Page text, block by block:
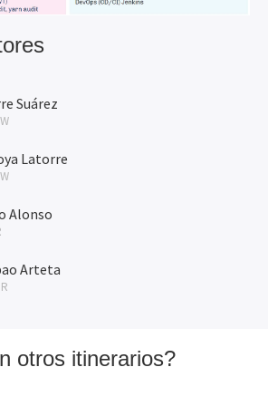
Suárez
Latorre
Alonso
Arteta
otros itinerarios?